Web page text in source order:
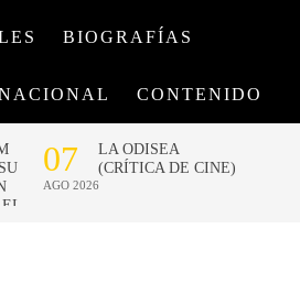
BIOGRAFÍAS
CONTENIDO